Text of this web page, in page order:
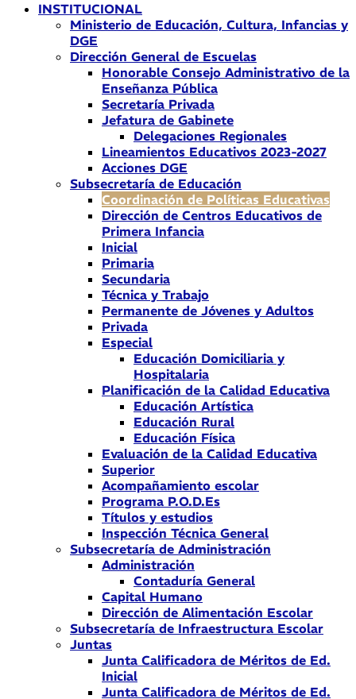
INSTITUCIONAL
Ministerio de Educación, Cultura, Infancias y
DGE
Dirección General de Escuelas
Honorable Consejo Administrativo de la
Enseñanza Pública
Secretaría Privada
Jefatura de Gabinete
Delegaciones Regionales
Lineamientos Educativos 2023-2027
Acciones DGE
Subsecretaría de Educación
Coordinación de Políticas Educativas
Dirección de Centros Educativos de
Primera Infancia
Inicial
Primaria
Secundaria
Técnica y Trabajo
Permanente de Jóvenes y Adultos
Privada
Especial
Educación Domiciliaria y
Hospitalaria
Planificación de la Calidad Educativa
Educación Artística
Educación Rural
Educación Física
Evaluación de la Calidad Educativa
Superior
Acompañamiento escolar
Programa P.O.D.Es
Títulos y estudios
Inspección Técnica General
Subsecretaría de Administración
Administración
Contaduría General
Capital Humano
Dirección de Alimentación Escolar
Subsecretaría de Infraestructura Escolar
Juntas
Junta Calificadora de Méritos de Ed.
Inicial
Junta Calificadora de Méritos de Ed.